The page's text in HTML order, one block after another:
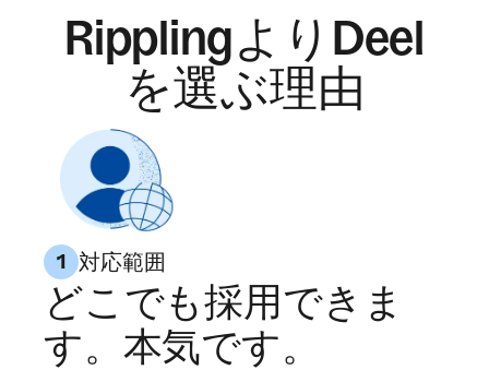
RipplingよりDeel
を選ぶ理由
1 対応範囲
どこでも採用できま
す。本気です。